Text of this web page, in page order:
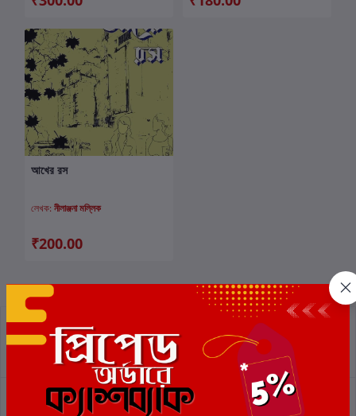
আখের রস
লেখক: নীলাঞ্জনা মল্লিক
₹200.00
শর্তাবলী প্রত্যাবর্তন নীতিমালা